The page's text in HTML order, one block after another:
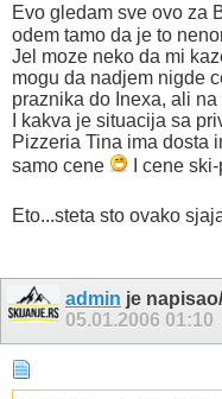
Evo gledam sve ovo za
odem tamo da je to
Jel moze neko da mi
mogu da nadjem nigde
praznika do Inexa, ali
I kakva je situacija sa
Pizzeria Tina ima dosta
samo cene
I cene
Eto...steta sto ovako
admin je
05.01.2006 01:10